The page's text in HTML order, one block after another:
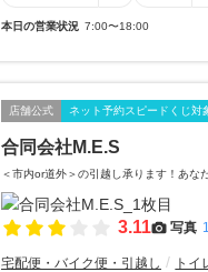
本日の営業状況 7:00〜18:00
店舗公式 ネット予約スピードくじ対
合同会社M.E.S
＜市内or道外＞の引越し承ります！あ
3.11 写真
宅配便・バイク便・引越し トイ